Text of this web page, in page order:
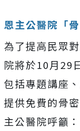
恩主公醫院「
為了提高民眾
院將於10月29
包括專題講座
提供免費的骨
主公醫院呼籲